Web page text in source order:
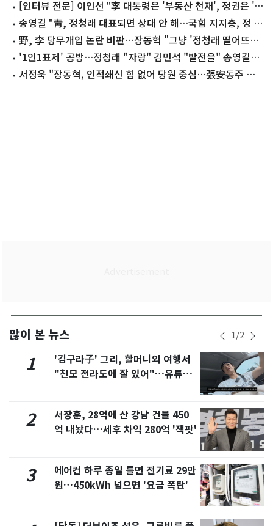
[인터뷰 전문] 이인선 "李 대통령은 '부동산 천재', 정권은 '부
동산 잔혹사'"
송영길 "靑, 정청래 대표되면 상대 안 해…국힘 지지층, 정 지
지"野, 李 당무개입 논란 비판…장동혁 "그냥 '정청래 떨어뜨려
달라' 하라"(종합)
'1인1표제' 공방…정청래 "자랑" 김민석 "발전을" 송영길
"보완"
서정욱 "장동혁, 인적쇄신 힘 없어 당원 중심…張安동주 일
많이 본 뉴스 1/2
1
'김구라子' 그리, 할머니외 여행서
"친모 전라도에 잘 있어"…유튜브
2
서장훈, 28억에 산 강남 건물 450
억 내놨다…세후 차익 280억 '잭팟'
3
에어컨 하루 종일 틀면 전기료 29만
원…450kWh 넘으면 '요금 폭탄'